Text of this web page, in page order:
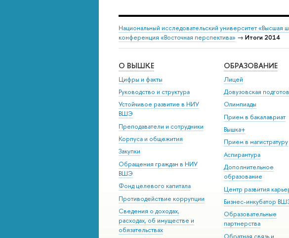
Национальный исследовательский университет «Высшая
конференция «Восточная перспектива» → Итоги 2014
О ВЫШКЕ
Цифры и факты
Руководство и структура
Устойчивое развитие в НИУ
ВШЭ
Преподаватели и сотрудники
Корпуса и общежития
Закупки
Обращения граждан в НИУ
ВШЭ
Фонд целевого капитала
Противодействие коррупции
Сведения о доходах,
расходах, об имуществе и
обязательствах
ОБРАЗОВАНИЕ
Лицей
Довузовская
Олимпиады
Прием в бакалавриат
Вышка+
Прием в магистратуру
Аспирантура
Дополнительное
образование
Центр развития
Бизнес-инкубатор
Образовательные
партнерства
Обратная связь и